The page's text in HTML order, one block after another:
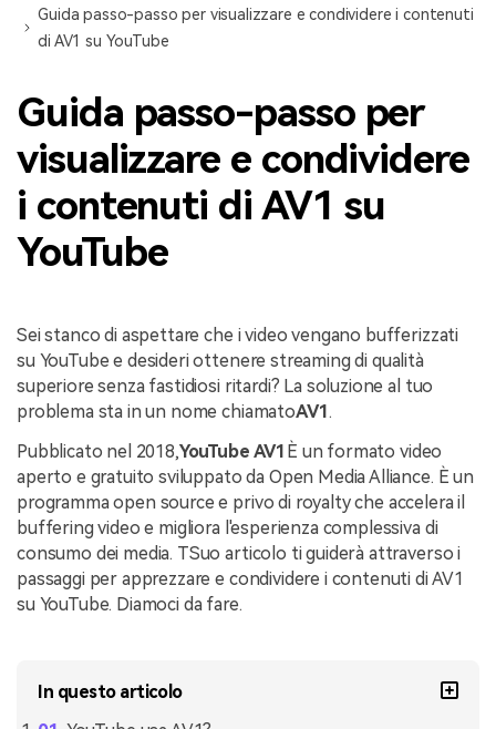
Guida passo-passo per visualizzare e condividere i contenuti
di AV1 su YouTube
Guida passo-passo per
visualizzare e condividere
i contenuti di AV1 su
YouTube
Sei stanco di aspettare che i video vengano bufferizzati
su YouTube e desideri ottenere streaming di qualità
superiore senza fastidiosi ritardi? La soluzione al tuo
problema sta in un nome chiamatoAV1.
Pubblicato nel 2018,YouTube AV1 È un formato video
aperto e gratuito sviluppato da Open Media Alliance. È un
programma open source e privo di royalty che accelera il
buffering video e migliora l'esperienza complessiva di
consumo dei media. TSuo articolo ti guiderà attraverso i
passaggi per apprezzare e condividere i contenuti di AV1
su YouTube. Diamoci da fare.
In questo articolo